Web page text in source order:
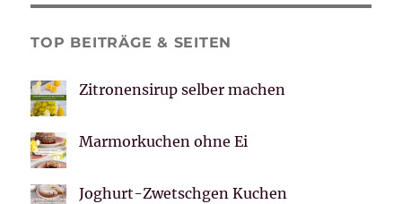
TOP BEITRÄGE & SEITEN
Zitronensirup selber machen
Marmorkuchen ohne Ei
Joghurt-Zwetschgen Kuchen